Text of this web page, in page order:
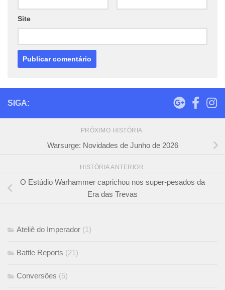
Site
SIGA:
PRÓXIMO HISTÓRIA
Warsurge: Novidades de Junho de 2026
HISTÓRIA ANTERIOR
O Estúdio Warhammer caprichou nos super-pesados da
Era das Trevas
Ateliê do Imperador (1)
Battle Reports (21)
Conversões (5)